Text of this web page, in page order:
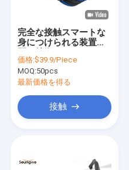
完全な接触スマートな
身につけられる装置人
Smartwatchの睡眠の
血の酸素の監視
価格:$39.9/Piece
MOQ:50pcs
最新価格を得る
接触